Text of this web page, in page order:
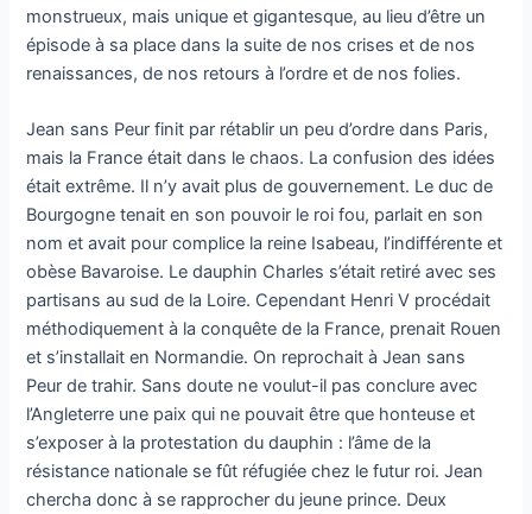
monstrueux, mais unique et gigantesque, au lieu d’être un
épisode à sa place dans la suite de nos crises et de nos
renaissances, de nos retours à l’ordre et de nos folies.
Jean sans Peur finit par rétablir un peu d’ordre dans Paris,
mais la France était dans le chaos. La confusion des idées
était extrême. Il n’y avait plus de gouvernement. Le duc de
Bourgogne tenait en son pouvoir le roi fou, parlait en son
nom et avait pour complice la reine Isabeau, l’indifférente et
obèse Bavaroise. Le dauphin Charles s’était retiré avec ses
partisans au sud de la Loire. Cependant Henri V procédait
méthodiquement à la conquête de la France, prenait Rouen
et s’installait en Normandie. On reprochait à Jean sans
Peur de trahir. Sans doute ne voulut-il pas conclure avec
l’Angleterre une paix qui ne pouvait être que honteuse et
s’exposer à la protestation du dauphin : l’âme de la
résistance nationale se fût réfugiée chez le futur roi. Jean
chercha donc à se rapprocher du jeune prince. Deux